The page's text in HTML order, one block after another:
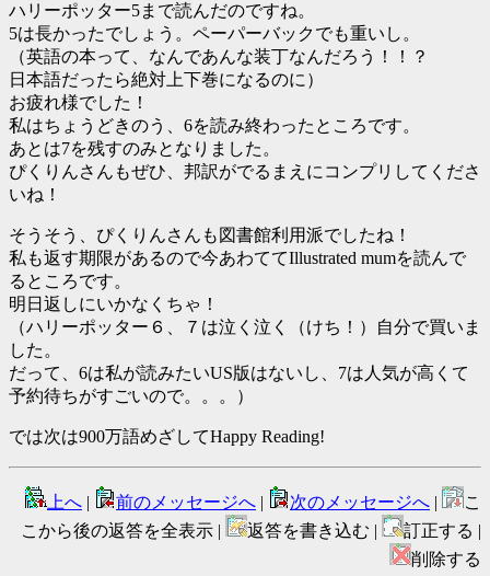
ハリーポッター5まで読んだのですね。
5は長かったでしょう。ペーパーバックでも重いし。
（英語の本って、なんであんな装丁なんだろう！！？
日本語だったら絶対上下巻になるのに）
お疲れ様でした！
私はちょうどきのう、6を読み終わったところです。
あとは7を残すのみとなりました。
ぴくりんさんもぜひ、邦訳がでるまえにコンプリしてくださ
いね！
そうそう、ぴくりんさんも図書館利用派でしたね！
私も返す期限があるので今あわててIllustrated mumを読んで
るところです。
明日返しにいかなくちゃ！
（ハリーポッター６、７は泣く泣く（けち！）自分で買いま
した。
だって、6は私が読みたいUS版はないし、7は人気が高くて
予約待ちがすごいので。。。）
では次は900万語めざしてHappy Reading!
上へ | 前のメッセージへ | 次のメッセージへ |
こ
こから後の返答を全表示 |
返答を書き込む |
訂正する |
削除する